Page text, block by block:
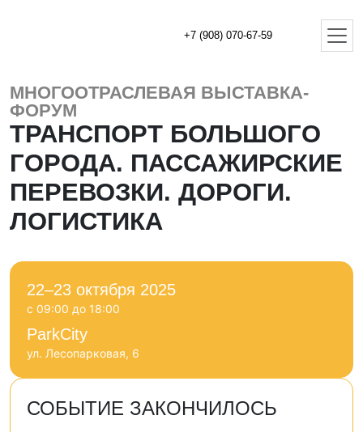
+7 (908) 070-67-59
МНОГООТРАСЛЕВАЯ ВЫСТАВКА-
ФОРУМ
ТРАНСПОРТ БОЛЬШОГО
ГОРОДА. ПАССАЖИРСКИЕ
ПЕРЕВОЗКИ. ДОРОГИ.
ЛОГИСТИКА
22–23 октября 2025
с 09:00 до 18:00
ParkCity
ул. Лесопарковая, 6
СОБЫТИЕ ЗАКОНЧИЛОСЬ